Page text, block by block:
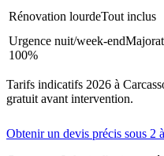
Rénovation lourdeTout inclus
Urgence nuit/week-end
100%
Tarifs indicatifs 2026 à
gratuit avant intervention.
Obtenir un devis précis sous 2